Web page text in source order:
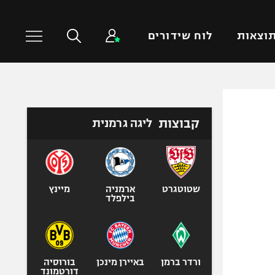
תוצאות לוח שידורים
טניס
כדורעף
ג'ודו
ספורט אולימפי
קבוצות ליגה גרמנית
שטוטגרט
ארמניה
בילפלד
מיינץ
ורדר ברמן באיירן מינכן
בורוסיה
דורטמונד